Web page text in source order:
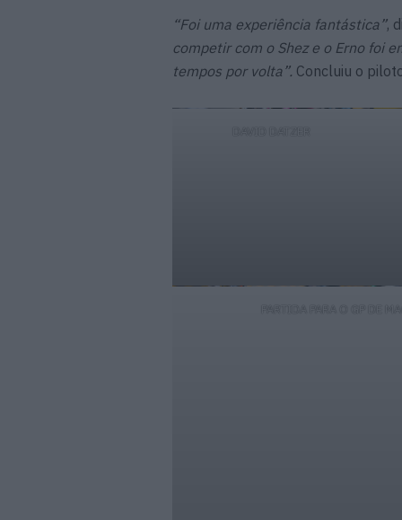
“Foi uma experiência fantástica”,
competir com o Shez e o Erno foi
tempos por volta”. Concluiu o